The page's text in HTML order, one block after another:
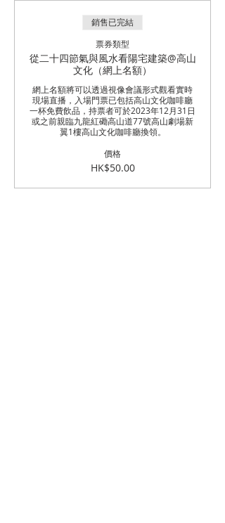
銷售已完結
票券類型
從二十四節氣與風水看陽宅建築@高山
文化（網上名額）
網上名額將可以透過視像會議形式觀看實時
現場直播，入場門票已包括高山文化咖啡廳
一杯免費飲品，持票者可於2023年12月31日
或之前親臨九龍紅磡高山道77號高山劇場新
翼1樓高山文化咖啡廳換領。
價格
HK$50.00